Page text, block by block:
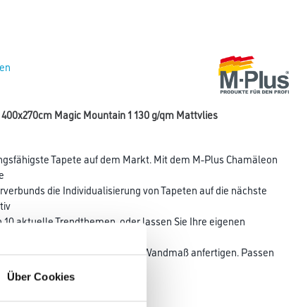
Über Cookies
Magic Mountain 1 130 g/qm Mattvlies
Tapete auf dem Markt. Mit dem M-Plus Chamäleon
die Individualisierung von Tapeten auf die nächste
aktuelle Trendthemen, oder lassen Sie Ihre eigenen
Tapeten lassen sich in jedem Wandmaß anfertigen. Passen
auf